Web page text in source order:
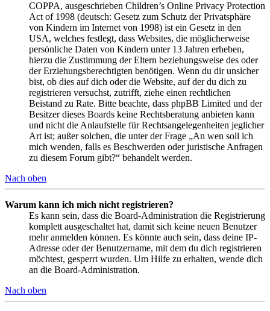
COPPA, ausgeschrieben Children’s Online Privacy Protection
Act of 1998 (deutsch: Gesetz zum Schutz der Privatsphäre
von Kindern im Internet von 1998) ist ein Gesetz in den
USA, welches festlegt, dass Websites, die möglicherweise
persönliche Daten von Kindern unter 13 Jahren erheben,
hierzu die Zustimmung der Eltern beziehungsweise des oder
der Erziehungsberechtigten benötigen. Wenn du dir unsicher
bist, ob dies auf dich oder die Website, auf der du dich zu
registrieren versuchst, zutrifft, ziehe einen rechtlichen
Beistand zu Rate. Bitte beachte, dass phpBB Limited und der
Besitzer dieses Boards keine Rechtsberatung anbieten kann
und nicht die Anlaufstelle für Rechtsangelegenheiten jeglicher
Art ist; außer solchen, die unter der Frage „An wen soll ich
mich wenden, falls es Beschwerden oder juristische Anfragen
zu diesem Forum gibt?“ behandelt werden.
Nach oben
Warum kann ich mich nicht registrieren?
Es kann sein, dass die Board-Administration die Registrierung
komplett ausgeschaltet hat, damit sich keine neuen Benutzer
mehr anmelden können. Es könnte auch sein, dass deine IP-
Adresse oder der Benutzername, mit dem du dich registrieren
möchtest, gesperrt wurden. Um Hilfe zu erhalten, wende dich
an die Board-Administration.
Nach oben